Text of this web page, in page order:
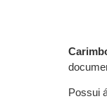
Possui